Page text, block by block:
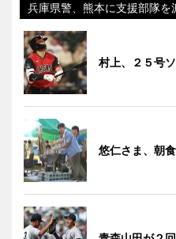
兵庫県警、熊本に支援部隊を
村上、２５号
悠仁さま、朝